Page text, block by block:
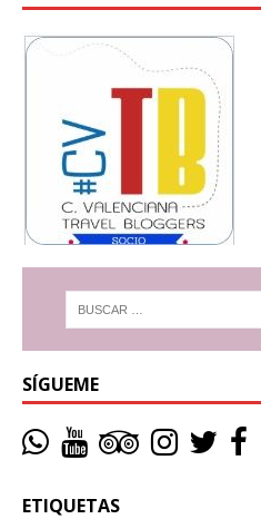
SÍGUEME
ETIQUETAS